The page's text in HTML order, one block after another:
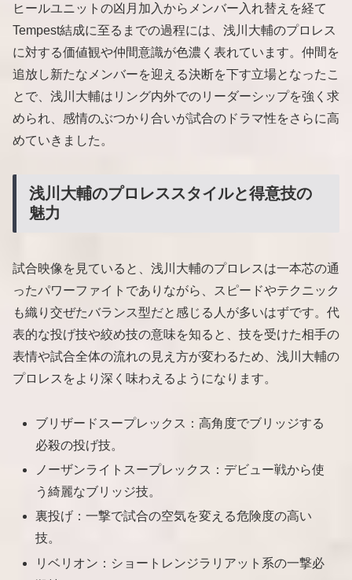
ヒールユニットの凶月加入からメンバー入れ替えを経て
Tempest結成に至るまでの過程には、浅川大輔のプロレス
に対する価値観や仲間意識が色濃く表れています。仲間を
追放し新たなメンバーを迎える決断を下す立場となったこ
とで、浅川大輔はリング内外でのリーダーシップを強く求
められ、感情のぶつかり合いが試合のドラマ性をさらに高
めていきました。
浅川大輔のプロレススタイルと得意技の
魅力
試合映像を見ていると、浅川大輔のプロレスは一本芯の通
ったパワーファイトでありながら、スピードやテクニック
も織り交ぜたバランス型だと感じる人が多いはずです。代
表的な投げ技や絞め技の意味を知ると、技を受けた相手の
表情や試合全体の流れの見え方が変わるため、浅川大輔の
プロレスをより深く味わえるようになります。
ブリザードスープレックス：高角度でブリッジする
必殺の投げ技。
ノーザンライトスープレックス：デビュー戦から使
う綺麗なブリッジ技。
裏投げ：一撃で試合の空気を変える危険度の高い
技。
リベリオン：ショートレンジラリアット系の一撃必